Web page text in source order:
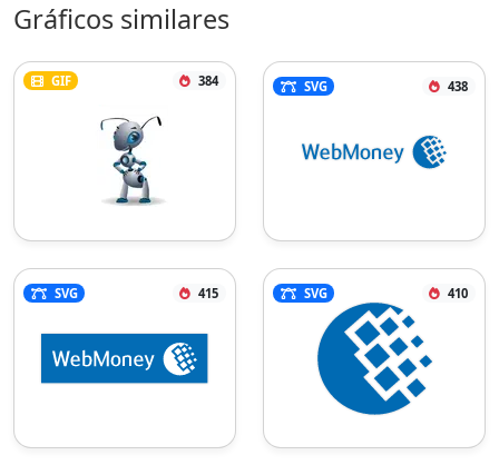
Gráficos similares
GIF 384 SVG 438
SVG 415 SVG 410